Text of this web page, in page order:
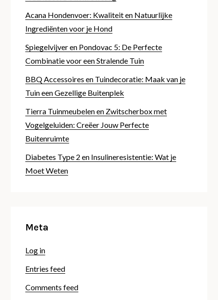
Acana Hondenvoer: Kwaliteit en Natuurlijke
Ingrediënten voor je Hond
Spiegelvijver en Pondovac 5: De Perfecte
Combinatie voor een Stralende Tuin
BBQ Accessoires en Tuindecoratie: Maak van je
Tuin een Gezellige Buitenplek
Tierra Tuinmeubelen en Zwitscherbox met
Vogelgeluiden: Creëer Jouw Perfecte
Buitenruimte
Diabetes Type 2 en Insulineresistentie: Wat je
Moet Weten
Meta
Log in
Entries feed
Comments feed